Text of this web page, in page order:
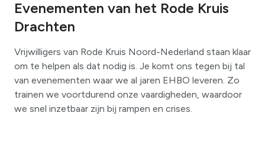
Evenementen van het Rode Kruis
Drachten
Vrijwilligers van Rode Kruis Noord-Nederland staan klaar
om te helpen als dat nodig is. Je komt ons tegen bij tal
van evenementen waar we al jaren EHBO leveren. Zo
trainen we voortdurend onze vaardigheden, waardoor
we snel inzetbaar zijn bij rampen en crises.